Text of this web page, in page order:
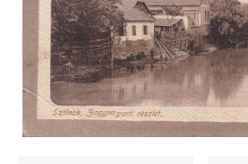
Hasznos
bSZ fiók
Előfizetés